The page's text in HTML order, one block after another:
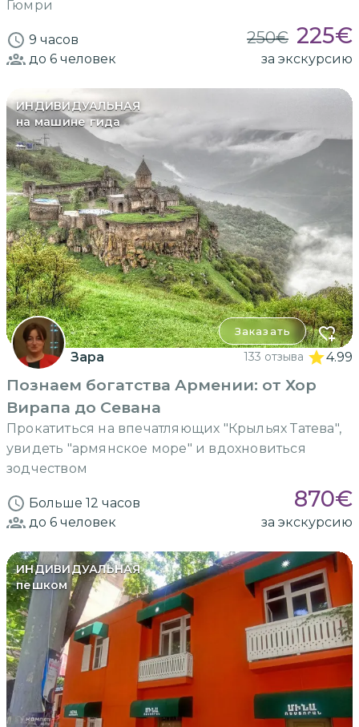
Гюмри
9 часов 250€ 225€
до 6 человек за экскурсию
ИНДИВИДУАЛЬНАЯ
на машине гида
Заказать
Зара 133 отзыва 4.99
Познаем богатства Армении: от Хор
Вирапа до Севана
Прокатиться на впечатляющих "Крыльях Татева",
увидеть "армянское море" и вдохновиться
зодчеством
Больше 12 часов 870€
до 6 человек за экскурсию
ИНДИВИДУАЛЬНАЯ
пешком